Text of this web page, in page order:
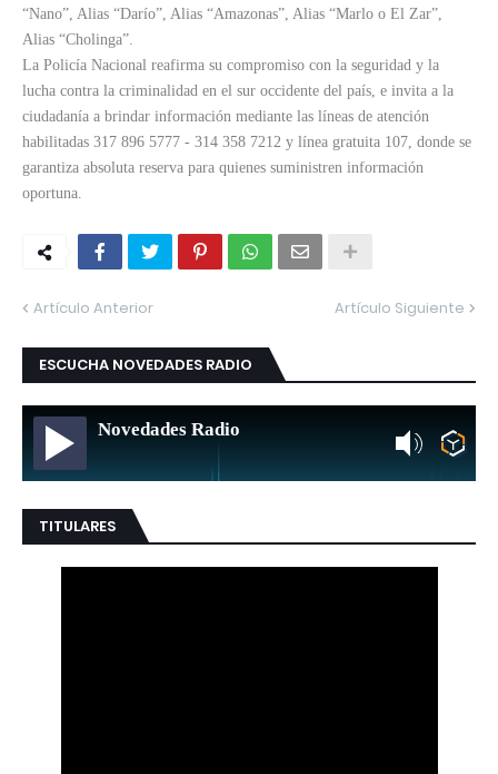
“Nano”, Alias “Darío”, Alias “Amazonas”, Alias “Marlo o El Zar”,
Alias “Cholinga”.
La Policía Nacional reafirma su compromiso con la seguridad y la
lucha contra la criminalidad en el sur occidente del país, e invita a la
ciudadanía a brindar información mediante las líneas de atención
habilitadas 317 896 5777 - 314 358 7212 y línea gratuita 107, donde se
garantiza absoluta reserva para quienes suministren información
oportuna.
Artículo Anterior Artículo Siguiente
ESCUCHA NOVEDADES RADIO
Novedades Radio
TITULARES